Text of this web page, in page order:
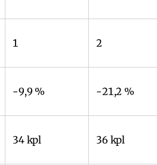
1 2
-9,9 % -21,2 %
34 kpl 36 kpl